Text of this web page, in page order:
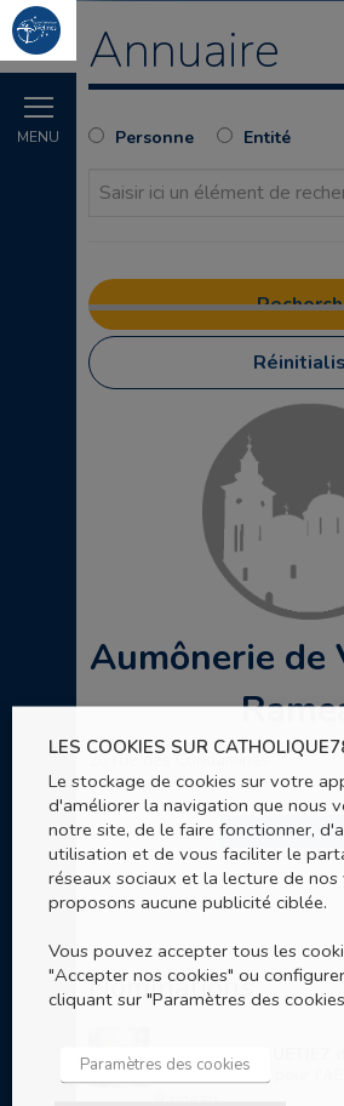
MENU
Annuaire
Personne Entité
Aumônerie de
20 rue des Condamines
Versailles
ENVOYER UN
Nominations
P. Louis du BOUETIEZ
Prêtre référent pour
LES COOKIES SUR
Le stockage de cookies sur votre
d'améliorer la navigation que nous
notre site, de le faire fonctionner,
utilisation et de vous faciliter le
réseaux sociaux et la lecture de nos
proposons aucune publicité ciblée.
Vous pouvez accepter tous les
"Accepter nos cookies" ou
cliquant sur "Paramètres des
Paramètres des cookies